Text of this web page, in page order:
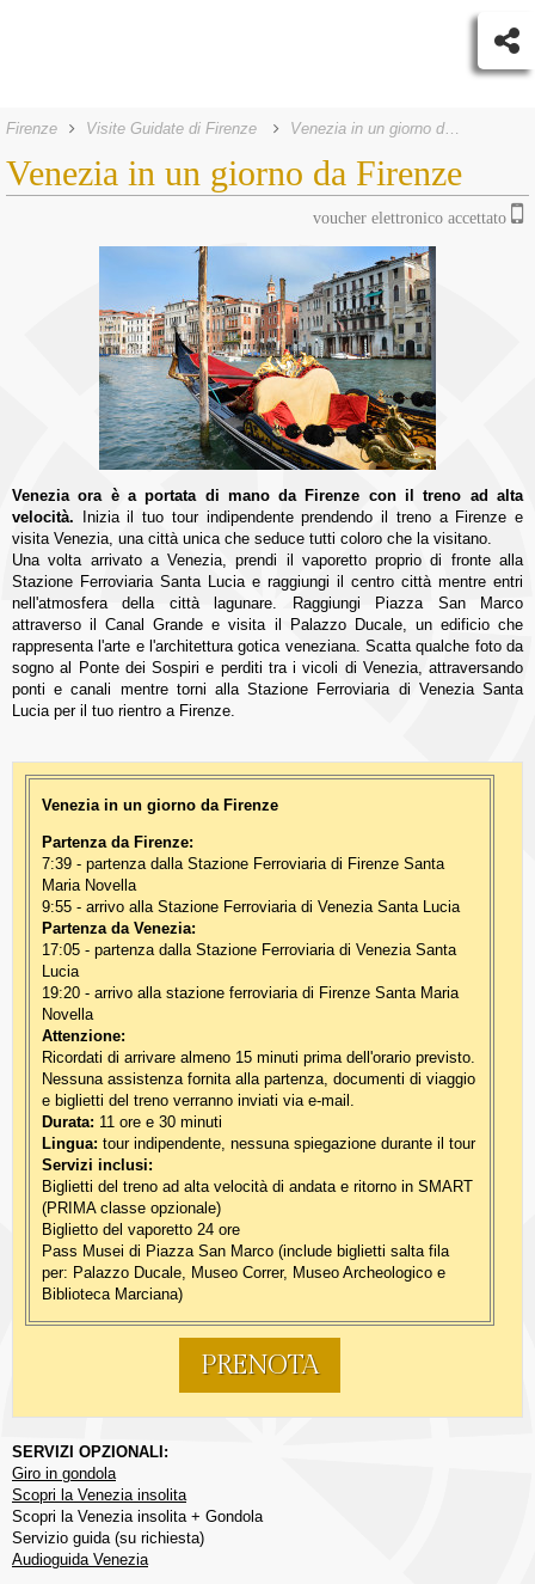
Firenze Visite Guidate di Firenze Venezia in un giorno da Firenze
Venezia in un giorno da Firenze
voucher elettronico accettato
Venezia ora è a portata di mano da Firenze con il treno ad alta
velocità. Inizia il tuo tour indipendente prendendo il treno a Firenze e
visita Venezia, una città unica che seduce tutti coloro che la visitano.
Una volta arrivato a Venezia, prendi il vaporetto proprio di fronte alla
Stazione Ferroviaria Santa Lucia e raggiungi il centro città mentre entri
nell'atmosfera della città lagunare. Raggiungi Piazza San Marco
attraverso il Canal Grande e visita il Palazzo Ducale, un edificio che
rappresenta l'arte e l'architettura gotica veneziana. Scatta qualche foto da
sogno al Ponte dei Sospiri e perditi tra i vicoli di Venezia, attraversando
ponti e canali mentre torni alla Stazione Ferroviaria di Venezia Santa
Lucia per il tuo rientro a Firenze.
Venezia in un giorno da Firenze
Partenza da Firenze:
7:39 - partenza dalla Stazione Ferroviaria di Firenze Santa
Maria Novella
9:55 - arrivo alla Stazione Ferroviaria di Venezia Santa Lucia
Partenza da Venezia:
17:05 - partenza dalla Stazione Ferroviaria di Venezia Santa
Lucia
19:20 - arrivo alla stazione ferroviaria di Firenze Santa Maria
Novella
Attenzione:
Ricordati di arrivare almeno 15 minuti prima dell'orario previsto.
Nessuna assistenza fornita alla partenza, documenti di viaggio
e biglietti del treno verranno inviati via e-mail.
Durata: 11 ore e 30 minuti
Lingua: tour indipendente, nessuna spiegazione durante il tour
Servizi inclusi:
Biglietti del treno ad alta velocità di andata e ritorno in SMART
(PRIMA classe opzionale)
Biglietto del vaporetto 24 ore
Pass Musei di Piazza San Marco (include biglietti salta fila
per: Palazzo Ducale, Museo Correr, Museo Archeologico e
Biblioteca Marciana)
PRENOTA
SERVIZI OPZIONALI:
Giro in gondola
Scopri la Venezia insolita
Scopri la Venezia insolita + Gondola
Servizio guida (su richiesta)
Audioguida Venezia